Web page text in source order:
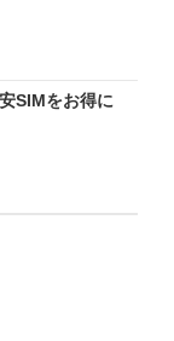
SIMをお得に